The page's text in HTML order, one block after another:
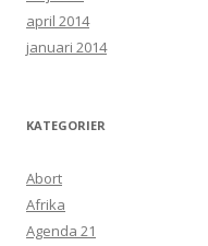
april 2014
januari 2014
KATEGORIER
Abort
Afrika
Agenda 21